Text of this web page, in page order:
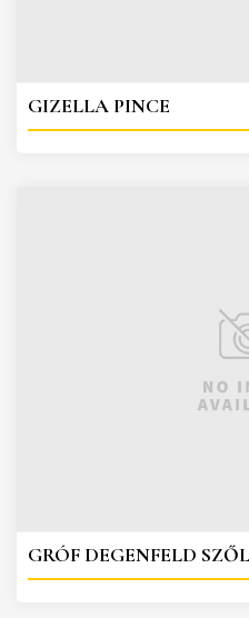
GIZELLA PINCE
GRÓF DEGENFELD